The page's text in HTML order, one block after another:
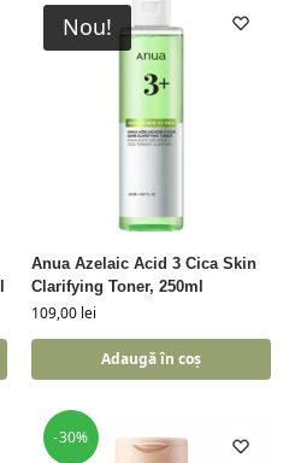
Nou!
Anua Azelaic Acid 3 Cica Skin
Clarifying Toner, 250ml
109,00 lei
Adaugă în coș
-30%